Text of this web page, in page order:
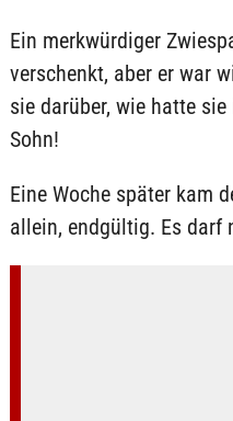
Ein merkwürdiger
verschenkt, aber er war
sie darüber, wie hatte
Sohn!
Eine Woche später kam
allein, endgültig. Es darf